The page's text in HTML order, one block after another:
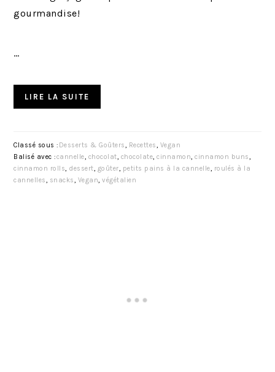
gourmandise!
…
LIRE LA SUITE
Classé sous : Desserts & Goûters, Recettes, Vegan
Balisé avec :cannelle, chocolat, chocolate,cinnamon,cinnamon buns,
cinnamon rolls, dessert, goûter, petits pains à la cannelle, roulés à la
cannelles, snacks, Vegan,végétalien